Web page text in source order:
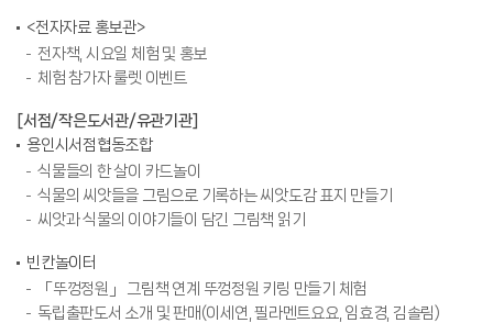
<전자자료 홍보관>
전자책, 시요일 체험 및 홍보
체험 참가자 룰렛 이벤트
[서점/작은도서관/유관기관]
용인시서점협동조합
식물들의 한 살이 카드놀이
식물의 씨앗들을 그림으로 기록하는 씨앗도감 표지 만들기
씨앗과 식물의 이야기들이 담긴 그림책 읽기
빈칸놀이터
「뚜껑정원」 그림책 연계 뚜껑정원 키링 만들기 체험
독립출판도서 소개 및 판매(이세연, 필라멘트요요, 임효경, 김솔림)